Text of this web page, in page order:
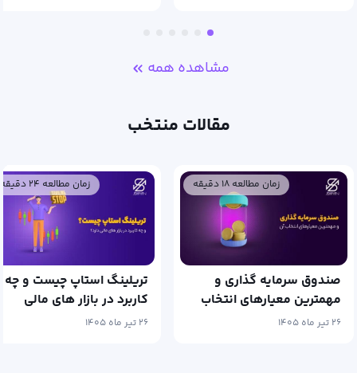
مشاهده همه
مقالات منتخب
زمان مطالعه ۱۸ دقیقه
صندوق سرمایه گذاری و
مهمترین معیارهای انتخاب
آن
۲۶ تیر ماه ۱۴۰۵
زمان مطالعه ۲۴ دقیقه
تریلینگ استاپ چیست و چه
کاربرد در بازار های مالی
دارد؟
۲۶ تیر ماه ۱۴۰۵